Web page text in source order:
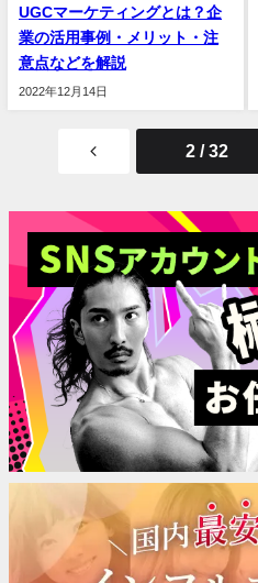
UGCマーケティングとは？企
業の活用事例・メリット・注
意点などを解説
2022年12月14日
2 / 32